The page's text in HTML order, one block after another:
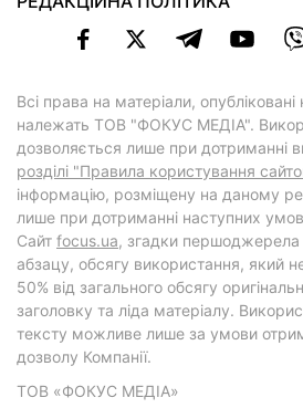
Всі права на матеріали,
належать ТОВ "ФОКУС МЕДІА".
дозволяється лише при дотриманні
розділі "Правила користування
інформацію, розміщену на даному
лише при дотриманні наступних
Cайт focus.ua, згадки
абзацу, обсягу використання, який
50% від загального обсягу
заголовку та ліда матеріалу.
тексту можливе лише за умови
дозволу Компанії.
ТОВ «ФОКУС МЕДІА»